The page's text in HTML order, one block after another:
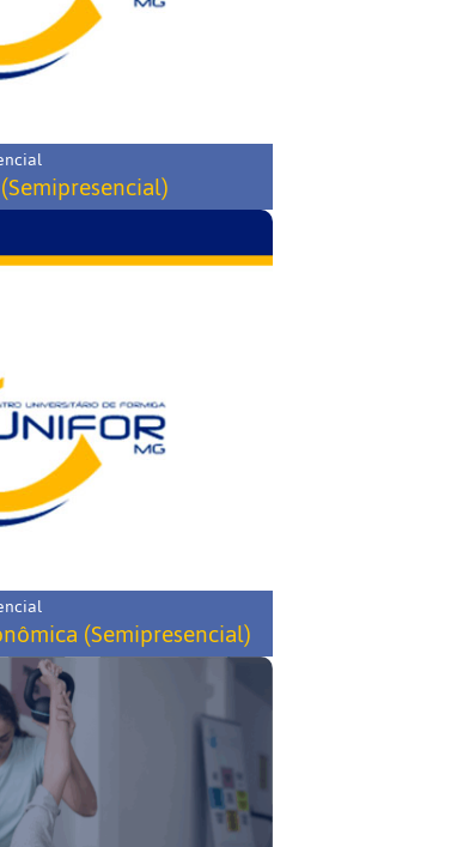
(Semipresencial)